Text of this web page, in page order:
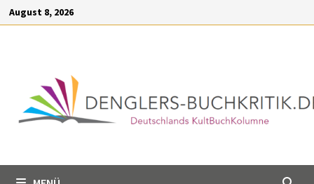
springen
August 8, 2026